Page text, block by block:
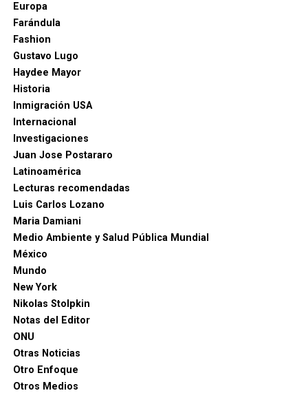
Europa
Farándula
Fashion
Gustavo Lugo
Haydee Mayor
Historia
Inmigración USA
Internacional
Investigaciones
Juan Jose Postararo
Latinoamérica
Lecturas recomendadas
Luis Carlos Lozano
Maria Damiani
Medio Ambiente y Salud Pública Mundial
México
Mundo
New York
Nikolas Stolpkin
Notas del Editor
ONU
Otras Noticias
Otro Enfoque
Otros Medios